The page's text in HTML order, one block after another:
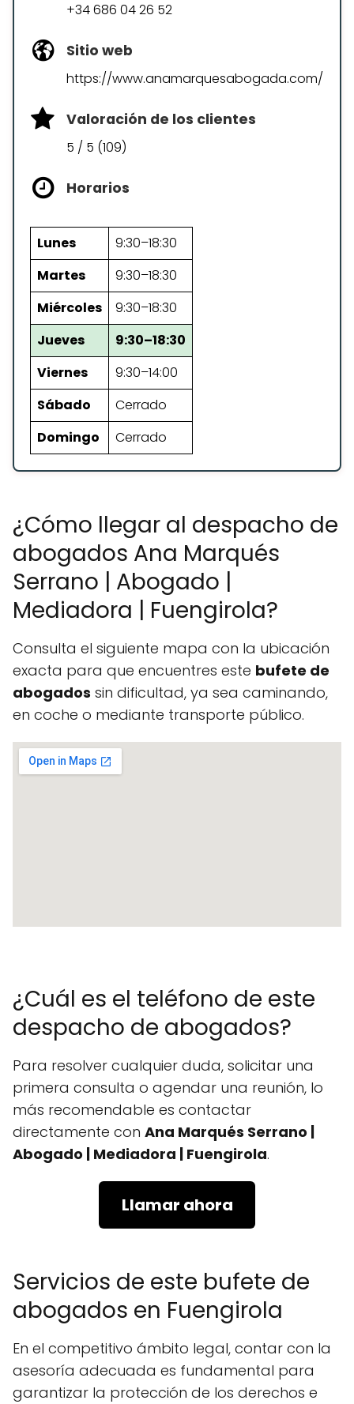
+34 686 04 26 52
Sitio web
https://www.anamarquesabogada.com/
Valoración de los clientes
5 / 5 (109)
Horarios
Lunes
9:30–18:30
Martes
9:30–18:30
Miércoles
9:30–18:30
Jueves
9:30–18:30
Viernes
9:30–14:00
Sábado
Cerrado
Domingo
Cerrado
¿Cómo llegar al despacho de
abogados Ana Marqués
Serrano | Abogado |
Mediadora | Fuengirola?
Consulta el siguiente mapa con la ubicación
exacta para que encuentres este bufete de
abogados sin dificultad, ya sea caminando,
en coche o mediante transporte público.
¿Cuál es el teléfono de este
despacho de abogados?
Para resolver cualquier duda, solicitar una
primera consulta o agendar una reunión, lo
más recomendable es contactar
directamente con Ana Marqués Serrano |
Abogado | Mediadora | Fuengirola.
Llamar ahora
Servicios de este bufete de
abogados en Fuengirola
En el competitivo ámbito legal, contar con la
asesoría adecuada es fundamental para
garantizar la protección de los derechos e